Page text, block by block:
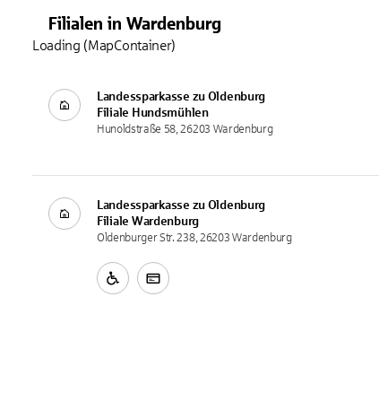
Filialen in Wardenburg
Landessparkasse zu Oldenburg
Filiale Hundsmühlen
Hunoldstraße 58, 26203 Wardenburg
Landessparkasse zu Oldenburg
Filiale Wardenburg
Oldenburger Str. 238, 26203 Wardenburg
Loading (MapContainer)